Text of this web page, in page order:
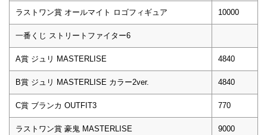
ラストワン賞 オールマイト ロゴフィギュア 10000
一番くじ ストリートファイター6
A賞 ジュリ MASTERLISE 4840
B賞 ジュリ MASTERLISE カラー2ver. 4840
C賞 ブランカ OUTFIT3 770
ラストワン賞 豪鬼 MASTERLISE 9000